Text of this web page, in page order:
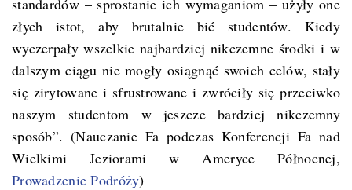
standardów – sprostanie ich wymaganiom – użyły one
złych istot, aby brutalnie bić studentów. Kiedy
wyczerpały wszelkie najbardziej nikczemne środki i w
dalszym ciągu nie mogły osiągnąć swoich celów, stały
się zirytowane i sfrustrowane i zwróciły się przeciwko
naszym studentom w jeszcze bardziej nikczemny
sposób”. (Nauczanie Fa podczas Konferencji Fa nad
Wielkimi Jeziorami w Ameryce Północnej,
Prowadzenie Podróży)